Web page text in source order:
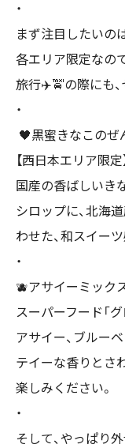
・
まず注目したいの
各エリア限定なの
旅行✈️🚖の際にも、
・
🖤黒蜜きなこのぜ
【西日本エリア限定】
国産の香ばしいき
シロップに、北海
わせた、和スイー
・
🫐アサイーミック
スーパーフード「
アサイー、ブルー
テイーな香りとさ
楽しみください。
・
そして、やっぱり